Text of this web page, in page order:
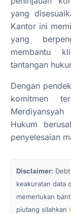
yang
Kantor ini
yang
membantu
tantangan
Dengan
komitmen
Hukum
penyelesaian
Disclaimer:
keakuratan data
memerlukan
piutang silahkan